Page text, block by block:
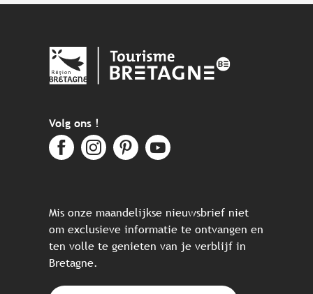
Volg ons !
Mis onze maandelijkse nieuwsbrief niet
om exclusieve informatie te ontvangen en
ten volle te genieten van je verblijf in
Bretagne.